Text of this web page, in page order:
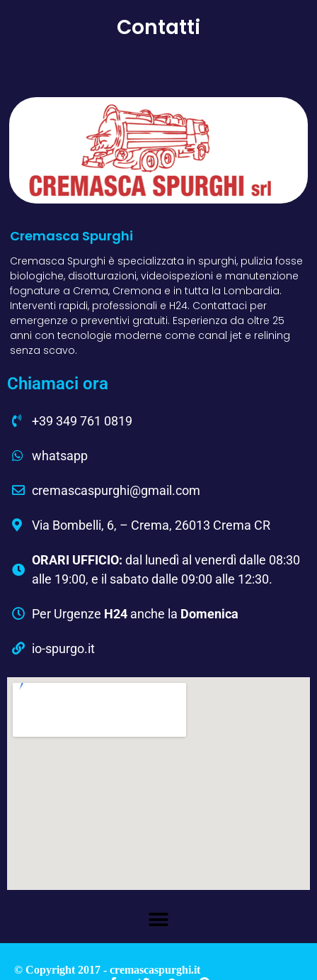
Contatti
Cremasca Spurghi
Cremasca Spurghi è specializzata in spurghi, pulizia fosse
biologiche, disotturazioni, videoispezioni e manutenzione
fognature a Crema, Cremona e in tutta la Lombardia.
Interventi rapidi, professionali e H24. Contattaci per
emergenze o preventivi gratuiti. Esperienza da oltre 25
anni con tecnologie moderne come canal jet e relining
senza scavo.
Chiamaci ora
+39 349 761 0819
whatsapp
cremascaspurghi@gmail.com
Via Bombelli, 6, – Crema, 26013 Crema CR
ORARI UFFICIO: dal lunedì al venerdì dalle 08:30
alle 19:00, e il sabato dalle 09:00 alle 12:30.
Per Urgenze H24 anche la Domenica
io-spurgo.it
© Copyright 2017 - cremascaspurghi.it